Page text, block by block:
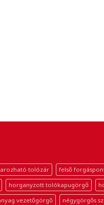
tolózár felső
horganyzott tolókapugörgő
vezetőgörgő
négygörgős